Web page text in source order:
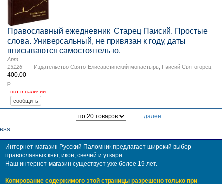
Православный ежедневник. Старец Паисий. Простые
слова. Универсальный, не привязан к году, даты
вписываются самостоятельно.
Издательство Свято-Елисаветинский монастырь Паисий Святогорец
Арт.
13126
400.00
р.
нет в наличии
далее
RSS
Интернет-магазин Русский Паломник предлагает широкий выбор
православных книг, икон, свечей и утвари.
Наш интернет-магазин существует уже более 19 лет.
Копирование содержимого этой страницы разрешено только при